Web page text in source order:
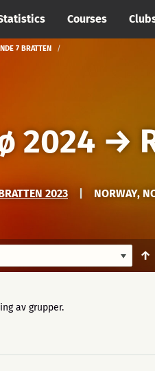
Courses
7 BRATTEN
2024 →
2023 NORWAY,
↑
av grupper.